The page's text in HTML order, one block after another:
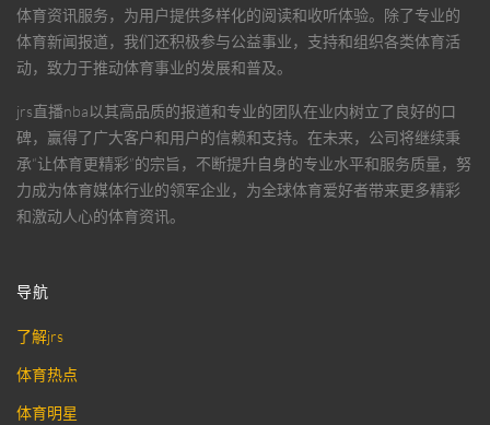
体育资讯服务，为用户提供多样化的阅读和收听体验。除了专业的
体育新闻报道，我们还积极参与公益事业，支持和组织各类体育活
动，致力于推动体育事业的发展和普及。
jrs直播nba以其高品质的报道和专业的团队在业内树立了良好的口
碑，赢得了广大客户和用户的信赖和支持。在未来，公司将继续秉
承“让体育更精彩”的宗旨，不断提升自身的专业水平和服务质量，努
力成为体育媒体行业的领军企业，为全球体育爱好者带来更多精彩
和激动人心的体育资讯。
导航
了解jrs
体育热点
体育明星